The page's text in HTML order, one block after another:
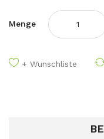
Menge
+ Wunschliste